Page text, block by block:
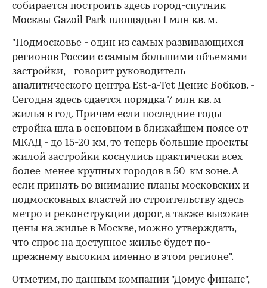
собирается построить здесь город-спутник
Москвы Gazoil Park площадью 1 млн кв. м.
"Подмосковье - один из самых развивающихся
регионов России с самым большими объемами
застройки, - говорит руководитель
аналитического центра Est-a-Tet Денис Бобков. -
Сегодня здесь сдается порядка 7 млн кв. м
жилья в год. Причем если последние годы
стройка шла в основном в ближайшем поясе от
МКАД - до 15-20 км, то теперь большие проекты
жилой застройки коснулись практически всех
более-менее крупных городов в 50-км зоне. А
если принять во внимание планы московских и
подмосковных властей по строительству здесь
метро и реконструкции дорог, а также высокие
цены на жилье в Москве, можно утверждать,
что спрос на доступное жилье будет по-
прежнему высоким именно в этом регионе".
Отметим, по данным компании "Домус финанс",